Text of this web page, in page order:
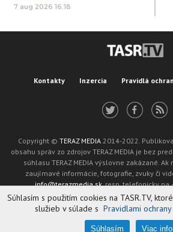
7 aug 2026 16:18
Kontakty Inzercia Pravidlá
Copyright © TERAZ MEDIA 2014-2022.
obsahu správ zo zdrojov TERAZ MEDIA je bez
súhlasu TERAZ MEDIA výslovne zakázané.
zaujímavé informácie, fotografie, zvuky či
info@terazmedia.sk, resp. telefonicky na
Žiadosť o zverejnenie opravy v zmysle zákona o
na adresu
Oznámenie prevádzkovateľa podľa § 11a
Súhlasím s použitím cookies na TASR.TV,
služieb v súlade s Pravidlami
Súhlasím Viac